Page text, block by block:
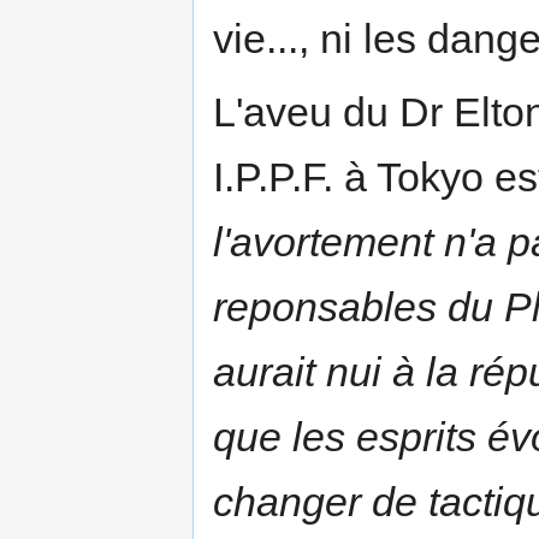
vie..., ni les
L'aveu du Dr
I.P.P.F. à Tokyo
l'avortement n'a
reponsables du
aurait nui à la
que les esprits
changer de